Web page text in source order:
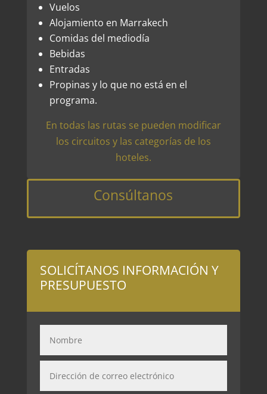
Vuelos
Alojamiento en Marrakech
Comidas del mediodía
Bebidas
Entradas
Propinas y lo que no está en el
programa.
En todas las rutas se pueden modificar
los circuitos y las categorías de los
hoteles.
Consúltanos
SOLICÍTANOS INFORMACIÓN Y
PRESUPUESTO